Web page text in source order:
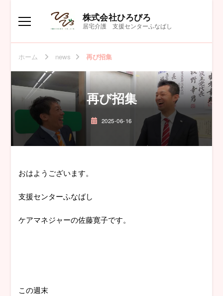
株式会社ひろびろ
居宅介護 支援センターふなばし
ホーム news 再び招集
再び招集
2025-06-16
おはようございます。
支援センターふなばし
ケアマネジャーの佐藤寛子です。
この週末